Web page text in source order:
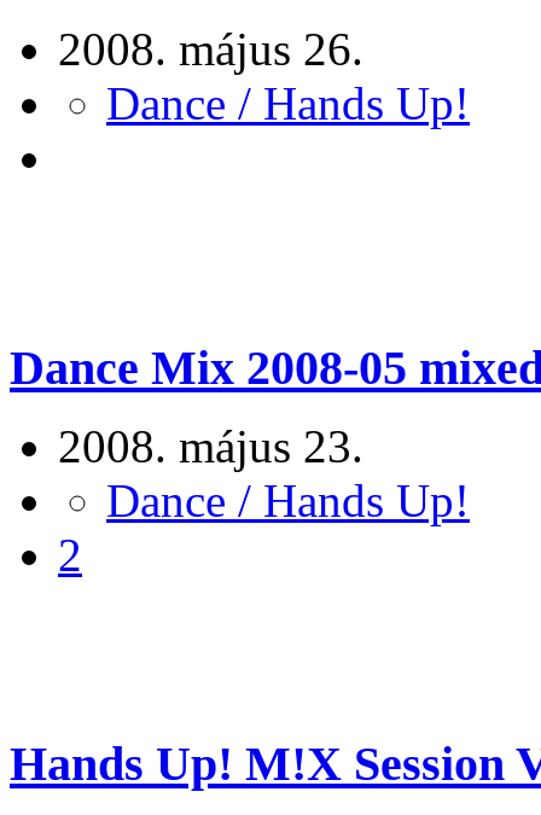
2008. május 26.
Dance / Hands Up!
Dance Mix 2008-05
2008. május 23.
Dance / Hands Up!
2
Hands Up! M!X Session